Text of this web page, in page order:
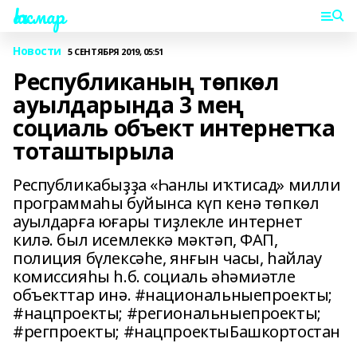
Һаҡмар
Новости 5 СЕНТЯБРЯ 2019, 05:51
Республиканың төпкөл
ауылдарында 3 мең
социаль объект интернетҡа
тоташтырыла
Республикабыҙҙа «Һанлы иҡтисад» милли
программаһы буйынса күп кенә төпкөл
ауылдарға юғары тиҙлекле интернет
килә. был исемлеккә мәктәп, ФАП,
полиция бүлексәһе, янғын часы, һайлау
комиссияһы һ.б. социаль әһәмиәтле
объекттар инә. #национальныепроекты;
#нацпроекты; #региональныепроекты;
#регпроекты; #нацпроектыБашкортостан